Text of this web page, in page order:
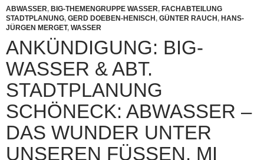
ABWASSER, BIG-THEMENGRUPPE WASSER, FACHABTEILUNG
STADTPLANUNG, GERD DOEBEN-HENISCH , GÜNTER RAUCH , HANS-
JÜRGEN MERGET, WASSER
ANKÜNDIGUNG: BIG-
WASSER & ABT.
STADTPLANUNG
SCHÖNECK: ABWASSER –
DAS WUNDER UNTER
UNSEREN FÜSSEN, MI 1